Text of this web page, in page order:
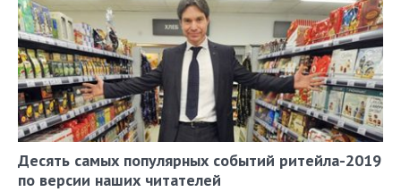
Десять самых популярных событий ритейла-2019
по версии наших читателей